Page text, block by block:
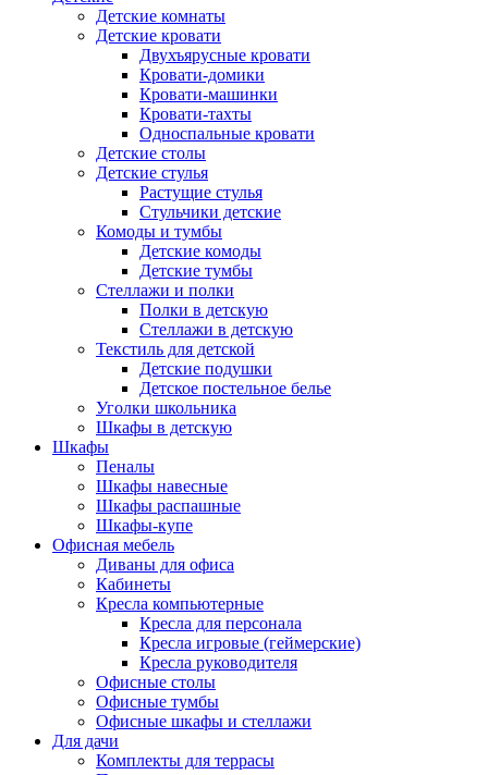
Детские комнаты
Детские кровати
Двухъярусные кровати
Кровати-домики
Кровати-машинки
Кровати-тахты
Односпальные кровати
Детские столы
Детские стулья
Растущие стулья
Стульчики детские
Комоды и тумбы
Детские комоды
Детские тумбы
Стеллажи и полки
Полки в детскую
Стеллажи в детскую
Текстиль для детской
Детские подушки
Детское постельное белье
Уголки школьника
Шкафы в детскую
Шкафы
Пеналы
Шкафы навесные
Шкафы распашные
Шкафы-купе
Офисная мебель
Диваны для офиса
Кабинеты
Кресла компьютерные
Кресла для персонала
Кресла игровые (геймерские)
Кресла руководителя
Офисные столы
Офисные тумбы
Офисные шкафы и стеллажи
Для дачи
Комплекты для террасы